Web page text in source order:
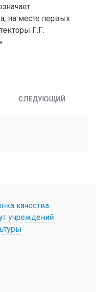
на месте первых
Г.Г.
СЛЕДУЮЩИЙ
качества
учреждений